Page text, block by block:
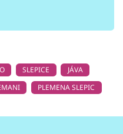
SLEPICE
JÁVA
PLEMENA SLEPIC